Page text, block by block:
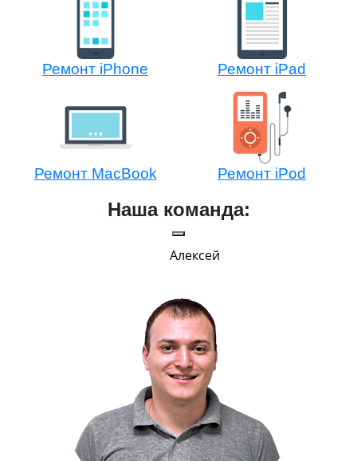
Ремонт iPhone Ремонт iPad
Ремонт MacBook Ремонт iPod
Наша команда:
Алексей